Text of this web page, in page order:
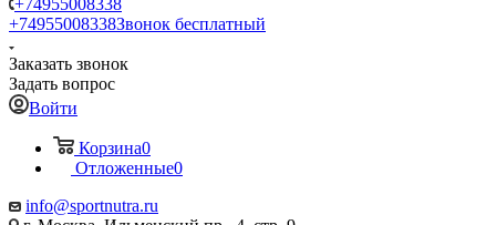
+74955008338
+74955008338Звонок бесплатный
Заказать звонок
Задать вопрос
Войти
Корзина0
Отложенные0
info@sportnutra.ru